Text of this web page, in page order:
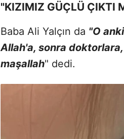
"KIZIMIZ GÜÇLÜ ÇIKTI
Baba Ali Yalçın da "O
Allah'a, sonra doktorlara,
maşallah" dedi.